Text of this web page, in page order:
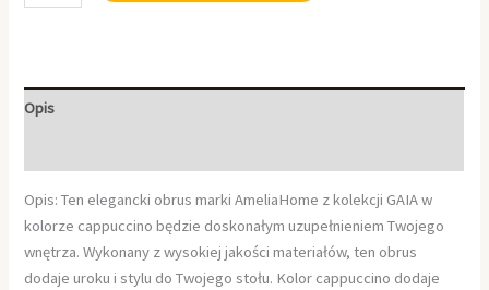
Opis
Opis: Ten elegancki obrus marki AmeliaHome z kolekcji GAIA w
kolorze cappuccino będzie doskonałym uzupełnieniem Twojego
wnętrza. Wykonany z wysokiej jakości materiałów, ten obrus
dodaje uroku i stylu do Twojego stołu. Kolor cappuccino dodaje